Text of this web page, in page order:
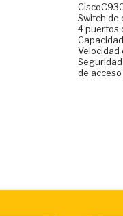
Switch de
4 puertos
Velocidad
de acceso